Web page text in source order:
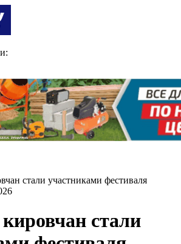
стали участниками фестиваля
стали